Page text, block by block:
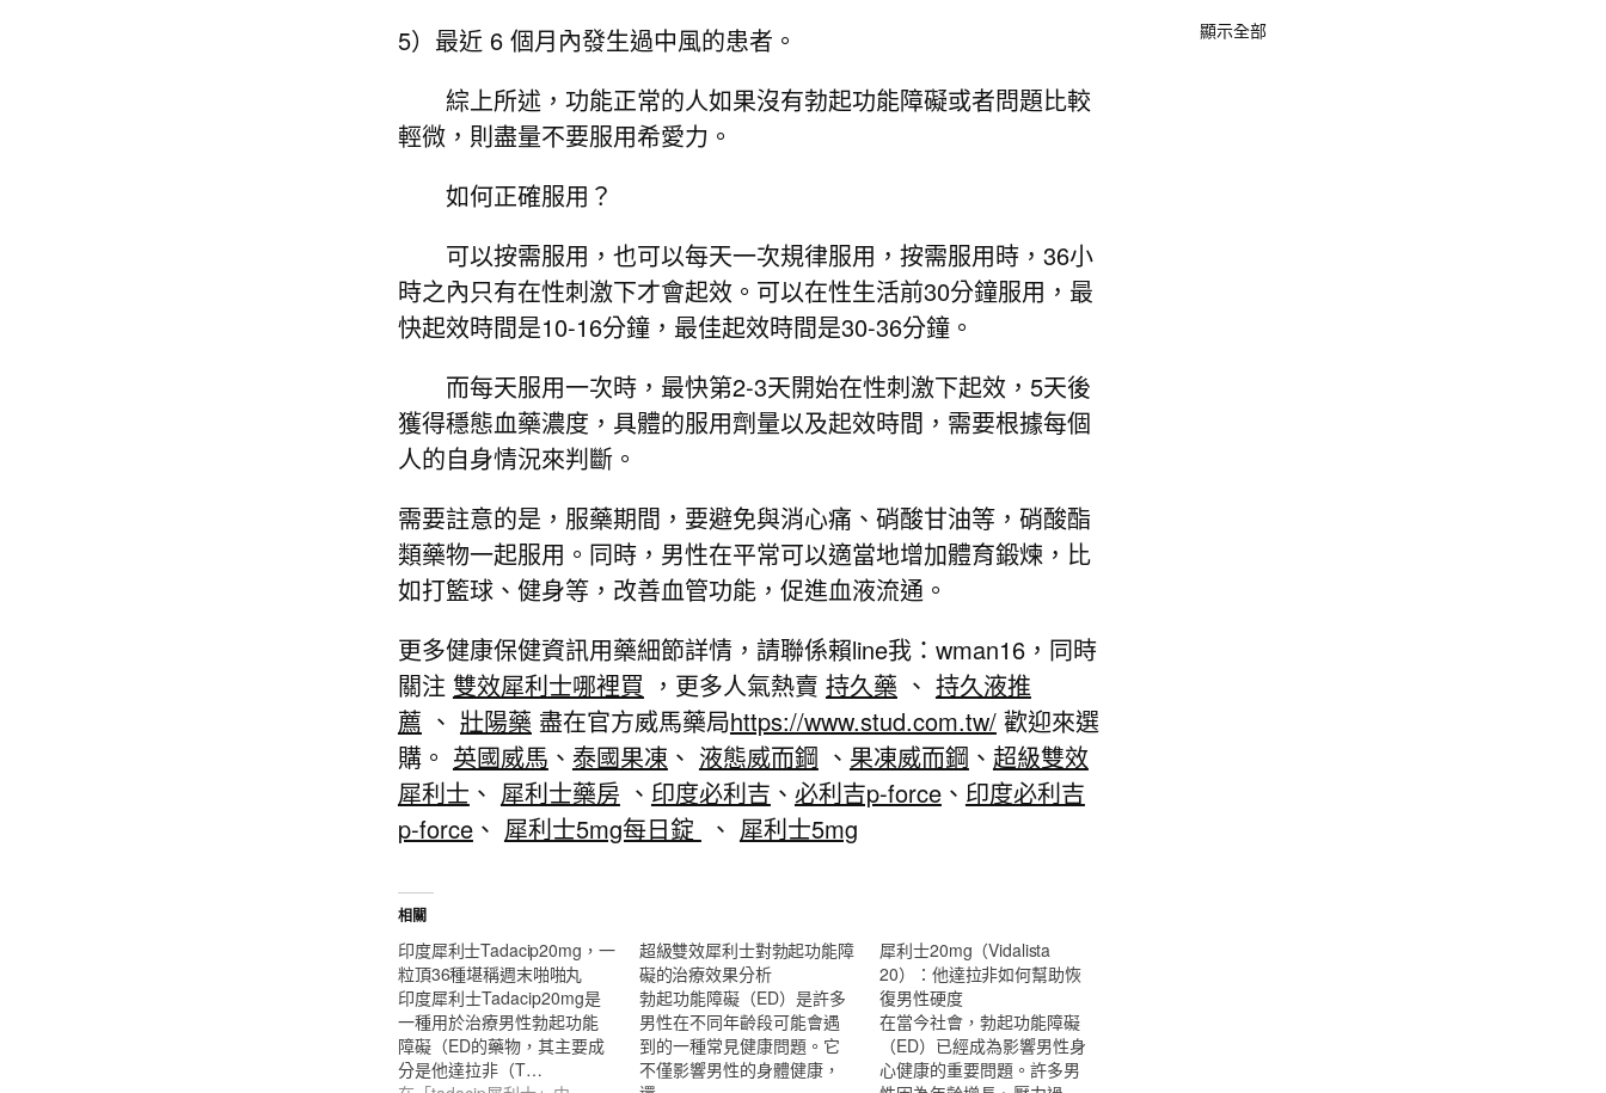
5）最近 6 個月內發生過中風的患者。
綜上所述，功能正常的人如果沒有勃起功能障礙或者問題比較
輕微，則盡量不要服用希愛力。
如何正確服用？
可以按需服用，也可以每天一次規律服用，按需服用時，36小
時之內只有在性刺激下才會起效。可以在性生活前30分鐘服用，最
快起效時間是10-16分鐘，最佳起效時間是30-36分鐘。
而每天服用一次時，最快第2-3天開始在性刺激下起效，5天後
獲得穩態血藥濃度，具體的服用劑量以及起效時間，需要根據每個
人的自身情況來判斷。
需要註意的是，服藥期間，要避免與消心痛、硝酸甘油等，硝酸酯
類藥物一起服用。同時，男性在平常可以適當地增加體育鍛煉，比
如打籃球、健身等，改善血管功能，促進血液流通。
更多健康保健資訊用藥細節詳情，請聯係賴line我：wman16，同時
關注 雙效犀利士哪裡買 ，更多人氣熱賣 持久藥 、 持久液推
薦 、 壯陽藥 盡在官方威馬藥局https://www.stud.com.tw/歡迎來選
購。 英國威馬 、 泰國果凍 、 液態威而鋼 、 果凍威而鋼 、 超級雙效
犀利士 、 犀利士藥房 、 印度必利吉 、 必利吉p-force、 印度必利吉
p-force、 犀利士5mg每日錠 、 犀利士5mg
相關
印度犀利士Tadacip20mg，一
粒頂36種堪稱週末啪啪丸
印度犀利士Tadacip20mg是
一種用於治療男性勃起功能
障礙（ED的藥物，其主要成
分是他達拉非（T…
超級雙效犀利士對勃起功能障
礙的治療效果分析
勃起功能障礙（ED）是許多
男性在不同年齡段可能會遇
到的一種常見健康問題。它
不僅影響男性的身體健康，
犀利士20mg（Vidalista
20）：他達拉非如何幫助恢
復男性硬度
在當今社會，勃起功能障礙
（ED）已經成為影響男性身
心健康的重要問題。許多男
顯示全部